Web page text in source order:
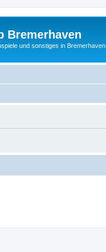
Bremerhaven
und sonstiges in Bremerhaven